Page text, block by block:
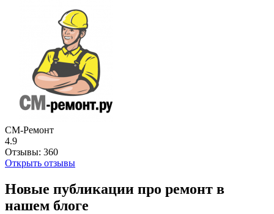
СМ-Ремонт
4.9
Отзывы: 360
Открыть отзывы
Новые публикации про ремонт в
нашем блоге